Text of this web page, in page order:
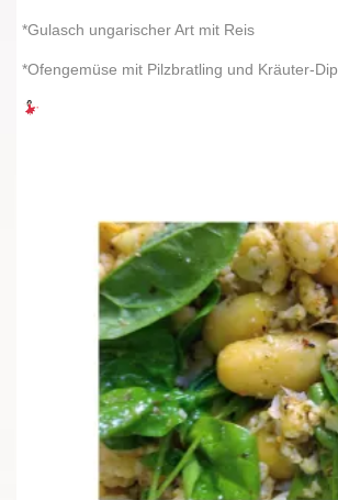
*Gulasch ungarischer Art mit Reis
*Ofengemüse mit Pilzbratling und Kräuter-Dip